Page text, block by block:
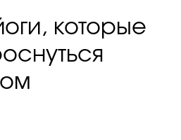
которые